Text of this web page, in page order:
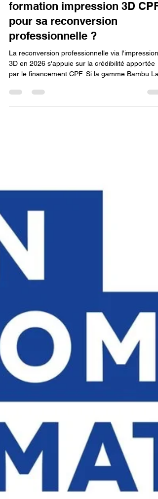
Pourquoi choisir une
formation impression 3D CPF
pour sa reconversion
professionnelle ?
La reconversion professionnelle via l'impression
3D en 2026 s'appuie sur la crédibilité apportée
par le financement CPF. Si la gamme Bambu